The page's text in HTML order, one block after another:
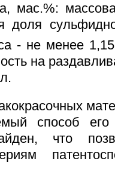
мас.%:
доля
- не менее
на
способ
что